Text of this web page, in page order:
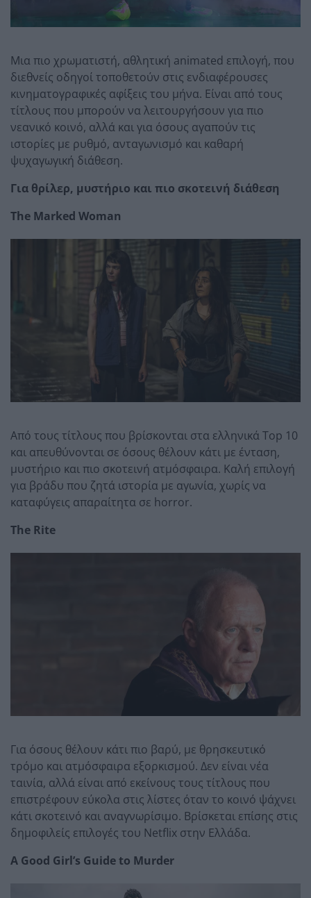
Μια πιο χρωματιστή, αθλητική animated επιλογή, που
διεθνείς οδηγοί τοποθετούν στις ενδιαφέρουσες
κινηματογραφικές αφίξεις του μήνα. Είναι από τους
τίτλους που μπορούν να λειτουργήσουν για πιο
νεανικό κοινό, αλλά και για όσους αγαπούν τις
ιστορίες με ρυθμό, ανταγωνισμό και καθαρή
ψυχαγωγική διάθεση.
Για θρίλερ, μυστήριο και πιο σκοτεινή διάθεση
The Marked Woman
Από τους τίτλους που βρίσκονται στα ελληνικά Top 10
και απευθύνονται σε όσους θέλουν κάτι με ένταση,
μυστήριο και πιο σκοτεινή ατμόσφαιρα. Καλή επιλογή
για βράδυ που ζητά ιστορία με αγωνία, χωρίς να
καταφύγεις απαραίτητα σε horror.
The Rite
Για όσους θέλουν κάτι πιο βαρύ, με θρησκευτικό
τρόμο και ατμόσφαιρα εξορκισμού. Δεν είναι νέα
ταινία, αλλά είναι από εκείνους τους τίτλους που
επιστρέφουν εύκολα στις λίστες όταν το κοινό ψάχνει
κάτι σκοτεινό και αναγνωρίσιμο. Βρίσκεται επίσης στις
δημοφιλείς επιλογές του Netflix στην Ελλάδα.
A Good Girl’s Guide to Murder